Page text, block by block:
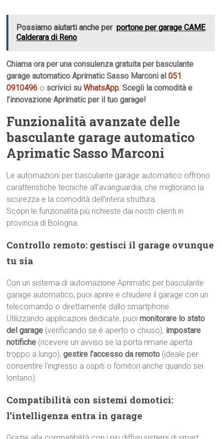
Possiamo aiutarti anche per portone per garage CAME
Calderara di Reno
Chiama ora per una consulenza gratuita per basculante
garage automatico Aprimatic Sasso Marconi al051
0910496 o scrivici suWhatsApp. Scegli la comodità e
l’innovazione Aprimatic per il tuo garage!
Funzionalità avanzate delle
basculante garage automatico
Aprimatic Sasso Marconi
Le automazioni per basculante garage automatico offrono
caratteristiche tecniche all’avanguardia, che migliorano la
sicurezza e la comodità dell’intera struttura.
Scopri le funzionalità più richieste dai nostri clienti in
provincia di Bologna.
Controllo remoto: gestisci il garage ovunque
tu sia
Con un sistema di automazione Aprimatic per basculante
garage automatico, puoi aprire e chiudere il garage con un
telecomando o direttamente dallo smartphone.
Utilizzando applicazioni dedicate, puoimonitorare lo stato
del garage (verificando se è aperto o chiuso), impostare
notifiche (ricevere un avviso se la porta rimane aperta
troppo a lungo),gestire l’accesso da remoto (ideale per
consentire l’ingresso a ospiti o fornitori anche quando sei
lontano).
Compatibilità con sistemi domotici:
l’intelligenza entra in garage